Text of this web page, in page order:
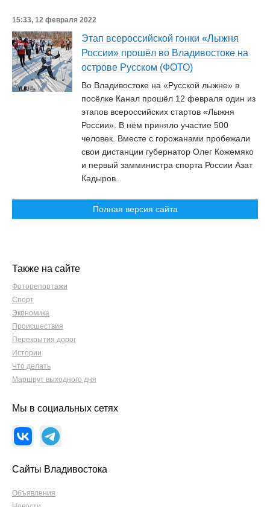
15:33, 12 февраля 2022
Этап всероссийской гонки «Лыжня
России» прошёл во Владивостоке на
острове Русском (ФОТО)
Во Владивостоке на «Русской лыжне» в
посёлке Канал прошёл 12 февраля один из
этапов всероссийских стартов «Лыжня
России». В нём приняло участие 500
человек. Вместе с горожанами пробежали
свои дистанции губернатор Олег Кожемяко
и первый замминистра спорта России Азат
Кадыров.
Полная версия сайта
Также на сайте
Фоторепортажи
Спорт
Экономика
Происшествия
Перекрытия дорог
Истории
Что делать
Маршрут выходного дня
Мы в социальных сетях
Сайты Владивостока
Объявления